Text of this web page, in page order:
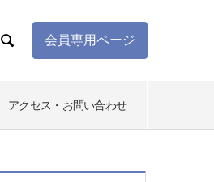
 会員専用ページ
アクセス・お問い合わせ